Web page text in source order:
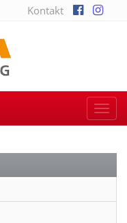
Kontakt